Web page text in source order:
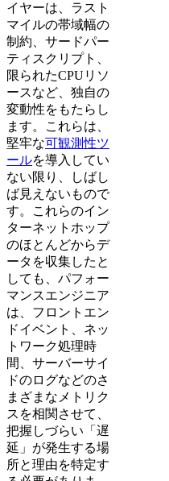
イヤーは、ラスト
マイルの帯域幅の
制約、サードパー
ティスクリプト、
限られたCPUリソ
ースなど、独自の
変動性をもたらし
ます。これらは、
堅牢な可観測性ツ
ールを導入してい
ない限り、しばし
ば見えないもので
す。これらのイン
ターネットホップ
のほとんどからデ
ータを収集したと
しても、パフォー
マンスエンジニア
は、フロントエン
ドイベント、ネッ
トワーク処理時
間、サーバーサイ
ドのログなどのさ
まざまなメトリク
スを相関させて、
把握しづらい「遅
延」が発生する場
所と理由を特定す